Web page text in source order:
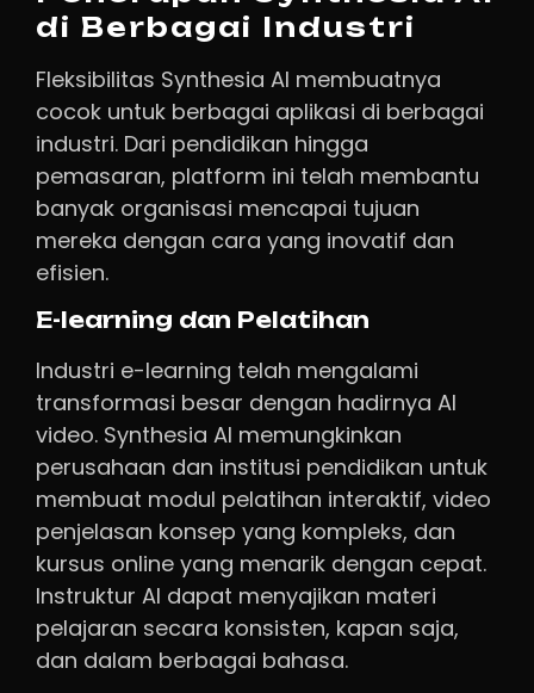
di Berbagai Industri
Fleksibilitas Synthesia AI membuatnya
cocok untuk berbagai aplikasi di berbagai
industri. Dari pendidikan hingga
pemasaran, platform ini telah membantu
banyak organisasi mencapai tujuan
mereka dengan cara yang inovatif dan
efisien.
E-learning dan Pelatihan
Industri e-learning telah mengalami
transformasi besar dengan hadirnya AI
video. Synthesia AI memungkinkan
perusahaan dan institusi pendidikan untuk
membuat modul pelatihan interaktif, video
penjelasan konsep yang kompleks, dan
kursus online yang menarik dengan cepat.
Instruktur AI dapat menyajikan materi
pelajaran secara konsisten, kapan saja,
dan dalam berbagai bahasa.